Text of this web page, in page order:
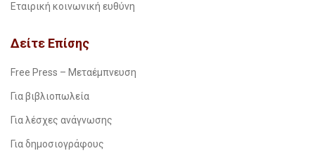
Εταιρική κοινωνική ευθύνη
Δείτε Επίσης
Free Press – Μεταέμπνευση
Για βιβλιοπωλεία
Για λέσχες ανάγνωσης
Για δημοσιογράφους